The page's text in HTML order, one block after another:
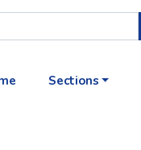
Sections